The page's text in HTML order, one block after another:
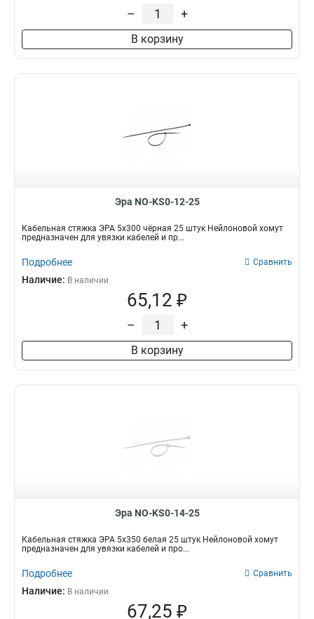
– +
В корзину
Эра NO-KS0-12-25
Кабельная стяжка ЭРА 5x300 чёрная 25 штук Нейлоновой хомут
предназначен для увязки кабелей и пр...
Подробнее Сравнить
Наличие: В наличии
65,12 ₽
– +
В корзину
Эра NO-KS0-14-25
Кабельная стяжка ЭРА 5х350 белая 25 штук Нейлоновой хомут
предназначен для увязки кабелей и про...
Подробнее Сравнить
Наличие: В наличии
67,25 ₽